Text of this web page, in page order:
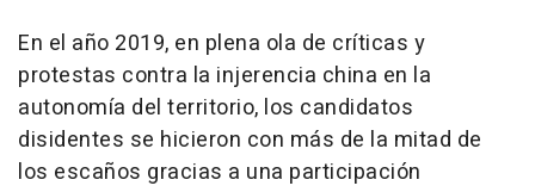
En el año 2019, en plena ola de críticas y
protestas contra la injerencia china en la
autonomía del territorio, los candidatos
disidentes se hicieron con más de la mitad de
los escaños gracias a una participación